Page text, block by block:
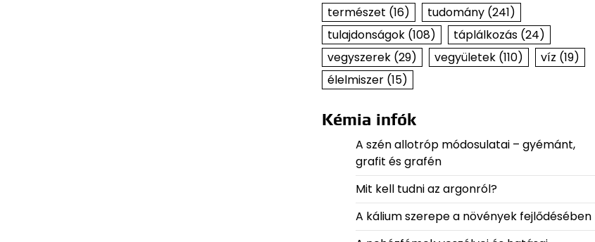
természet (16) tudomány(241)
tulajdonságok(108) táplálkozás(24)
vegyszerek(29) vegyületek(110) víz (19)
élelmiszer(15)
Kémia infók
A szén allotróp módosulatai – gyémánt,
grafit és grafén
Mit kell tudni az argonról?
A kálium szerepe a növények fejlődésében